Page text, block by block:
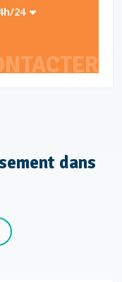
24
dans